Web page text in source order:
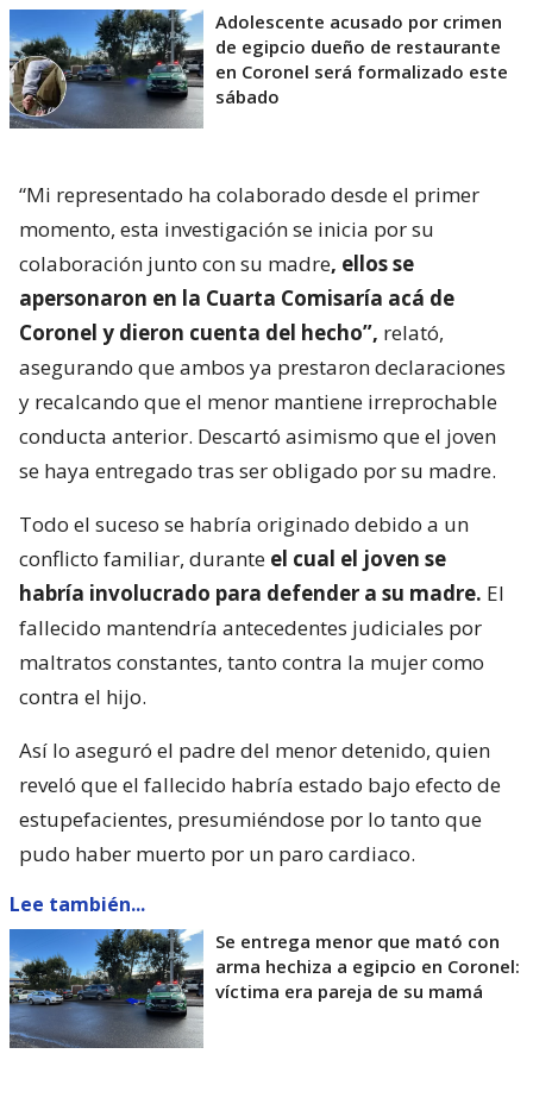
Adolescente acusado por crimen
de egipcio dueño de restaurante
en Coronel será formalizado este
sábado
“Mi representado ha colaborado desde el primer
momento, esta investigación se inicia por su
colaboración junto con su madre, ellos se
apersonaron en la Cuarta Comisaría acá de
Coronel y dieron cuenta del hecho”, relató,
asegurando que ambos ya prestaron declaraciones
y recalcando que el menor mantiene irreprochable
conducta anterior. Descartó asimismo que el joven
se haya entregado tras ser obligado por su madre.
Todo el suceso se habría originado debido a un
conflicto familiar, durante el cual el joven se
habría involucrado para defender a su madre. El
fallecido mantendría antecedentes judiciales por
maltratos constantes, tanto contra la mujer como
contra el hijo.
Así lo aseguró el padre del menor detenido, quien
reveló que el fallecido habría estado bajo efecto de
estupefacientes, presumiéndose por lo tanto que
pudo haber muerto por un paro cardiaco.
Lee también...
Se entrega menor que mató con
arma hechiza a egipcio en Coronel:
víctima era pareja de su mamá